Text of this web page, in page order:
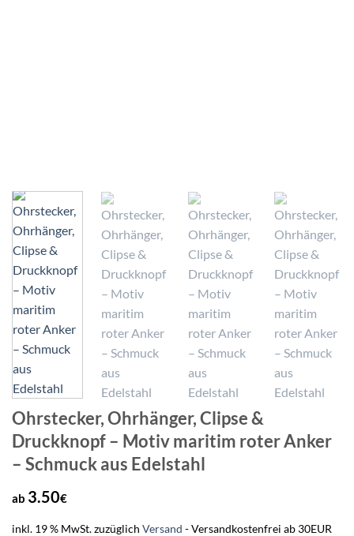
Ohrstecker, Ohrhänger, Clipse &
Druckknopf – Motiv maritim roter Anker
– Schmuck aus Edelstahl
ab 3.50€
inkl. 19 % MwSt.zuzüglich Versand - Versandkostenfrei ab 30EUR